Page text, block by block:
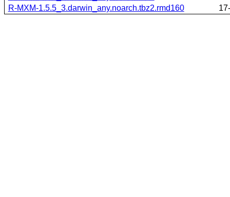
R-MXM-1.5.5_3.darwin_any.noarch.tbz2.rmd160